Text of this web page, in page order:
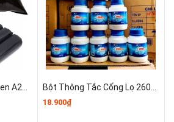
Bịch 3 Cuộn Túi Rác Đen A2611 Bột Thông Tắc Cống Lọ 260gr A2912
18.900₫